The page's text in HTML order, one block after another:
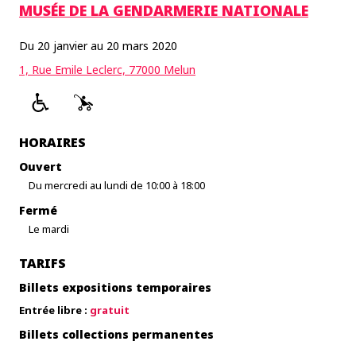
MUSÉE DE LA GENDARMERIE NATIONALE
Du 20 janvier au 20 mars 2020
1, Rue Emile Leclerc, 77000 Melun
HORAIRES
Ouvert
Du mercredi au lundi de 10:00 à 18:00
Fermé
Le mardi
TARIFS
Billets expositions temporaires
Entrée libre : gratuit
Billets collections permanentes